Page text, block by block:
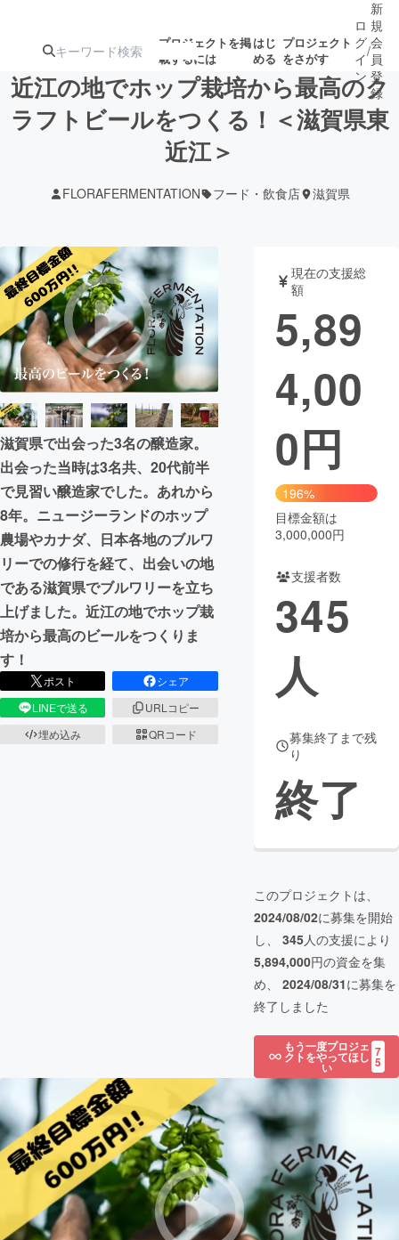
プロジェクトを掲
載するには
はじ
める
プロジェクト
をさがす
注目の新着プロ 募集終了が近いプ
テクノロジー・ガジェット
映像・映画 書籍・雑誌
ビジネス・起業 チャレンジ
まちづくり・地域活性化
CAMPFIRE for Social Good
CAMPFIRE Creation
CAMPFIREふるさと納税machi-ya コミュニティ
ロ
グ
イ
ン
/
新
規
会
員
登
録
近江の地でホップ栽培から最高のク
ラフトビールをつくる！＜滋賀県東
近江＞
FLORAFERMENTATION フード・飲食店 滋賀県
滋賀県で出会った3名の醸造家。
出会った当時は3名共、20代前半
で見習い醸造家でした。あれから
8年。ニュージーランドのホップ
農場やカナダ、日本各地のブルワ
リーでの修行を経て、出会いの地
である滋賀県でブルワリーを立ち
上げました。近江の地でホップ栽
培から最高のビールをつくりま
す！
ポスト
シェア
LINEで送る
URLコピー
埋め込み
QRコード
現在の支援総
額
5,89
4,00
0円
196%
目標金額は
3,000,000円
支援者数
345
人
募集終了まで残
り
終了
このプロジェクトは、
2024/08/02に募集を開始
し、 345人の支援により
5,894,000円の資金を集
め、 2024/08/31に募集を
終了しました
もう一度プロジェ
クトをやってほし
い
7
5